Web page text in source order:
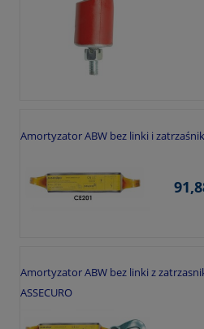
Amortyzator ABW bez linki i
Amortyzator ABW bez linki z
ASSECURO